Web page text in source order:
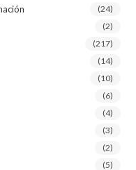
(24)
(2)
(217)
(14)
(10)
(6)
(4)
(3)
(2)
(5)